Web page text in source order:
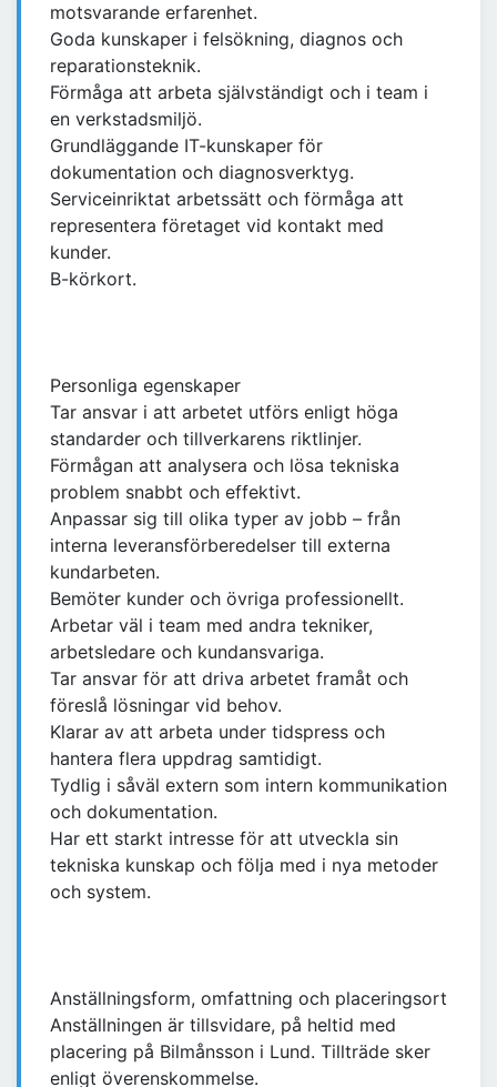
motsvarande erfarenhet.
Goda kunskaper i felsökning, diagnos och
reparationsteknik.
Förmåga att arbeta självständigt och i team i
en verkstadsmiljö.
Grundläggande IT-kunskaper för
dokumentation och diagnosverktyg.
Serviceinriktat arbetssätt och förmåga att
representera företaget vid kontakt med
kunder.
B-körkort.
Personliga egenskaper
Tar ansvar i att arbetet utförs enligt höga
standarder och tillverkarens riktlinjer.
Förmågan att analysera och lösa tekniska
problem snabbt och effektivt.
Anpassar sig till olika typer av jobb – från
interna leveransförberedelser till externa
kundarbeten.
Bemöter kunder och övriga professionellt.
Arbetar väl i team med andra tekniker,
arbetsledare och kundansvariga.
Tar ansvar för att driva arbetet framåt och
föreslå lösningar vid behov.
Klarar av att arbeta under tidspress och
hantera flera uppdrag samtidigt.
Tydlig i såväl extern som intern kommunikation
och dokumentation.
Har ett starkt intresse för att utveckla sin
tekniska kunskap och följa med i nya metoder
och system.
Anställningsform, omfattning och placeringsort
Anställningen är tillsvidare, på heltid med
placering på Bilmånsson i Lund. Tillträde sker
enligt överenskommelse.